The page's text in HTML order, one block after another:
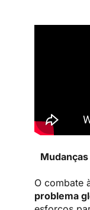
O combate
problema